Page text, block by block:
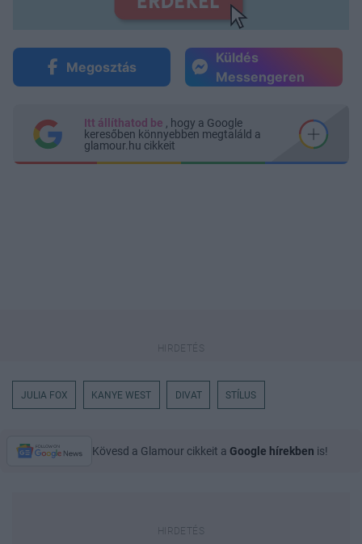
Megosztás
Küldés
Messengeren
Itt állíthatod be , hogy a Google
keresőben könnyebben megtaláld a
glamour.hu cikkeit
JULIA FOX KANYE WEST DIVAT STÍLUS
Kövesd a Glamour cikkeit a Google hírekben is!